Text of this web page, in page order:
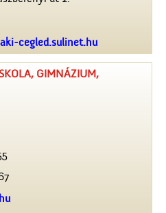
cegled.sulinet.hu
GIMNÁZIUM,